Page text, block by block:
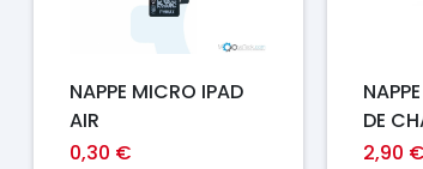
NAPPE MICRO IPAD
AIR
0,30 €
DE
IPAD 5
2,90 €